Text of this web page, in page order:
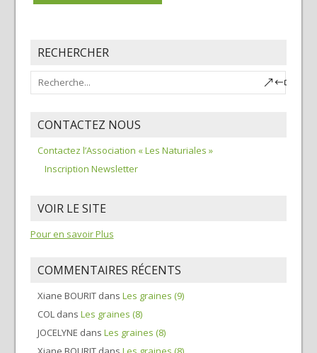
RECHERCHER
CONTACTEZ NOUS
Contactez l’Association « Les Naturiales »
Inscription Newsletter
VOIR LE SITE
Pour en savoir Plus
COMMENTAIRES RÉCENTS
Xiane BOURITdans Les graines (9)
COLdans Les graines (8)
JOCELYNE dans Les graines (8)